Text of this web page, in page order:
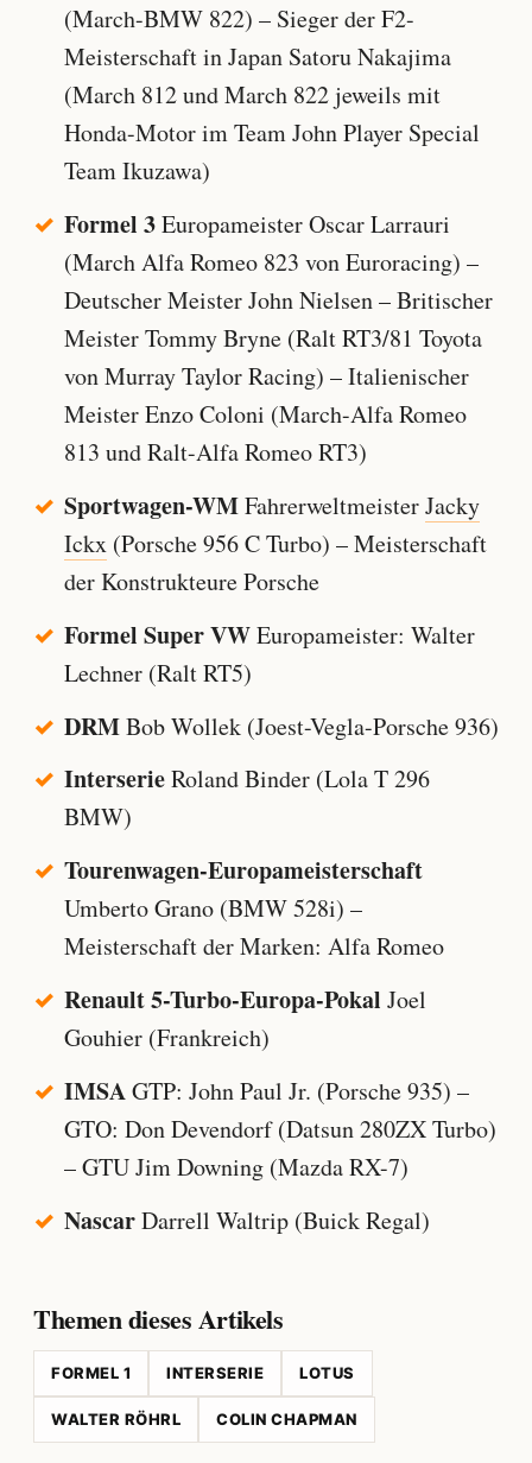
(March-BMW 822) – Sieger der F2-
Meisterschaft in Japan Satoru Nakajima
(March 812 und March 822 jeweils mit
Honda-Motor im Team John Player Special
Team Ikuzawa)
Formel 3Europameister Oscar Larrauri
(March Alfa Romeo 823 von Euroracing) –
Deutscher Meister John Nielsen – Britischer
Meister Tommy Bryne (Ralt RT3/81 Toyota
von Murray Taylor Racing) – Italienischer
Meister Enzo Coloni (March-Alfa Romeo
813 und Ralt-Alfa Romeo RT3)
Sportwagen-WMFahrerweltmeisterJacky
Ickx(Porsche 956 C Turbo) – Meisterschaft
der Konstrukteure Porsche
Formel Super VWEuropameister: Walter
Lechner (Ralt RT5)
DRMBob Wollek (Joest-Vegla-Porsche 936)
InterserieRoland Binder (Lola T 296
BMW)
Tourenwagen-Europameisterschaft
Umberto Grano (BMW 528i) –
Meisterschaft der Marken: Alfa Romeo
Renault 5-Turbo-Europa-Pokal Joel
Gouhier (Frankreich)
IMSAGTP: John Paul Jr. (Porsche 935) –
GTO: Don Devendorf (Datsun 280ZX Turbo)
– GTU Jim Downing (Mazda RX-7)
NascarDarrell Waltrip (Buick Regal)
Themen dieses Artikels
FORMEL 1 INTERSERIE LOTUS
WALTER RÖHRL COLIN CHAPMAN